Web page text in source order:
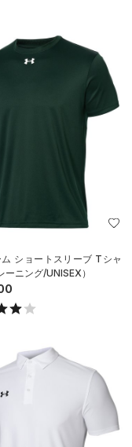
ショートスリーブ Tシャ
ーニング/UNISEX）